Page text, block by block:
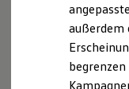
XTL-
Original
außerdem